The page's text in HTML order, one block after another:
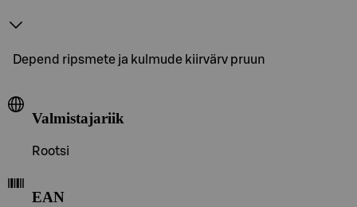
Depend ripsmete ja kulmude kiirvärv pruun
Valmistajariik
Rootsi
EAN